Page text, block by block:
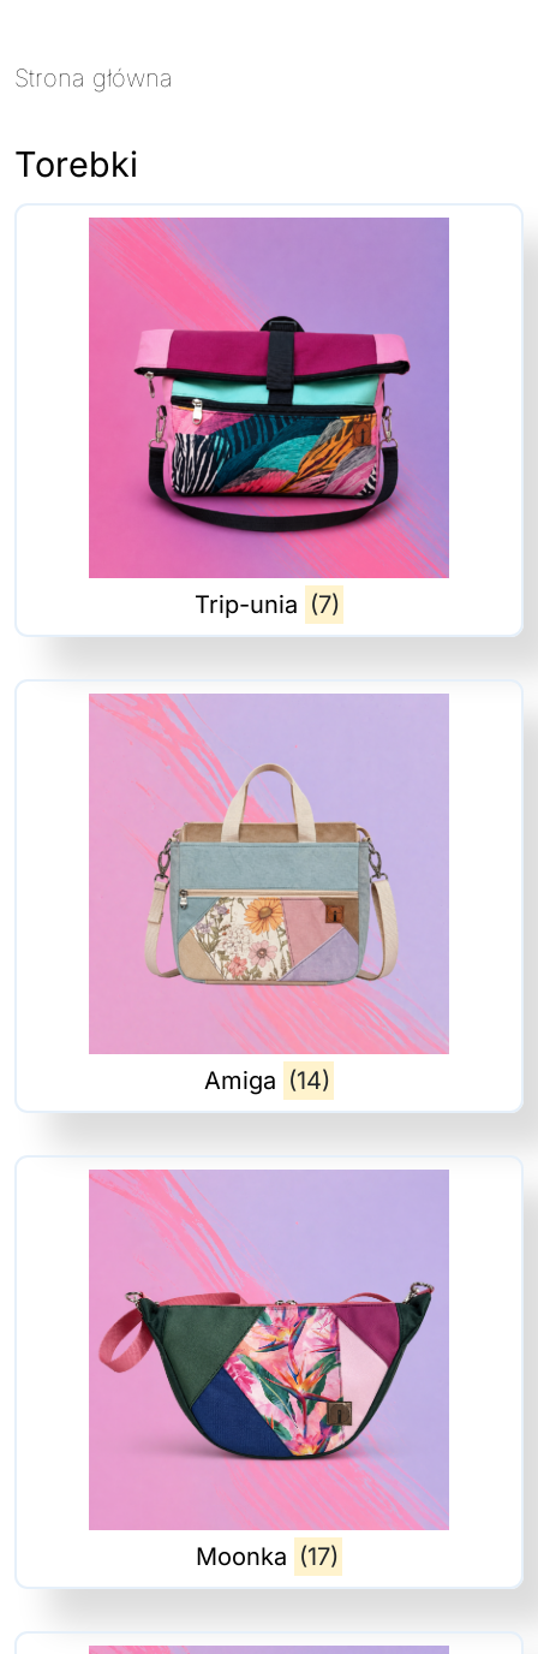
Strona główna
Torebki
Trip-unia (7)
Amiga (14)
Moonka (17)